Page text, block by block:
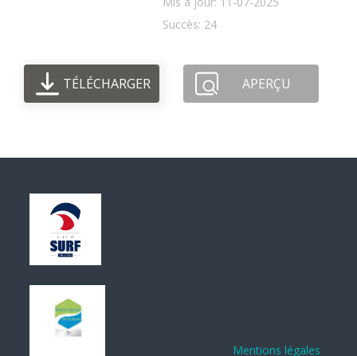
Succès: 24
TÉLÉCHARGER APERÇU
Mentions légales